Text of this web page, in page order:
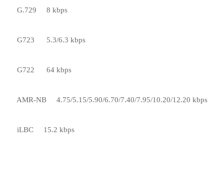
G.729 8 kbps
G723 5.3/6.3 kbps
G722 64 kbps
AMR-NB 4.75/5.15/5.90/6.70/7.40/7.95/10.20/12.20 kbps
iLBC 15.2 kbps